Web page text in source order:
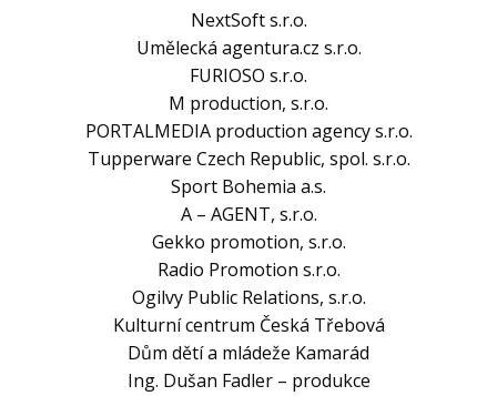
NextSoft s.r.o.
Umělecká agentura.cz s.r.o.
FURIOSO s.r.o.
M production, s.r.o.
PORTALMEDIA production agency s.r.o.
Tupperware Czech Republic, spol. s.r.o.
Sport Bohemia a.s.
A – AGENT, s.r.o.
Gekko promotion, s.r.o.
Radio Promotion s.r.o.
Ogilvy Public Relations, s.r.o.
Kulturní centrum Česká Třebová
Dům dětí a mládeže Kamarád
Ing. Dušan Fadler – produkce